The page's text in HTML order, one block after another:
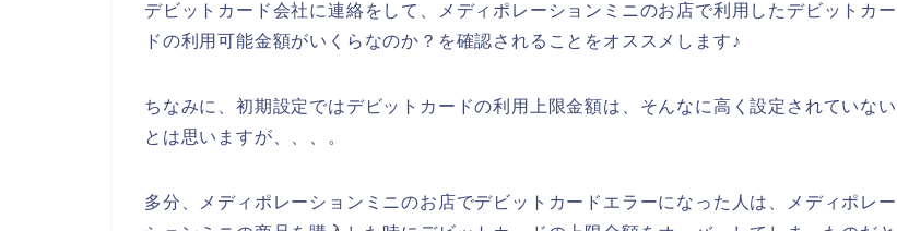
デビットカード会社に連絡をして、メディポレーションミニのお店で利用したデビットカー
ドの利用可能金額がいくらなのか？を確認されることをオススメします♪
ちなみに、初期設定ではデビットカードの利用上限金額は、そんなに高く設定されていない
とは思いますが、、、。
多分、メディポレーションミニのお店でデビットカードエラーになった人は、メディポレー